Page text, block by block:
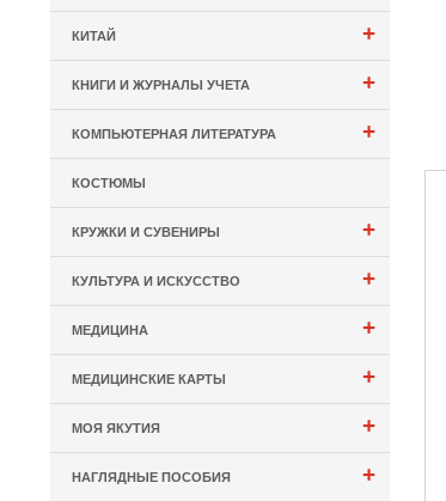
+
КИТАЙ
+
КНИГИ И ЖУРНАЛЫ УЧЕТА
+
КОМПЬЮТЕРНАЯ ЛИТЕРАТУРА
КОСТЮМЫ
+
КРУЖКИ И СУВЕНИРЫ
+
КУЛЬТУРА И ИСКУССТВО
+
МЕДИЦИНА
+
МЕДИЦИНСКИЕ КАРТЫ
+
МОЯ ЯКУТИЯ
+
НАГЛЯДНЫЕ ПОСОБИЯ